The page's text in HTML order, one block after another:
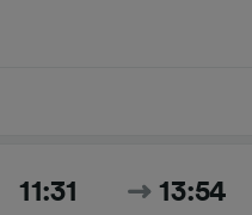
11:31 13:54